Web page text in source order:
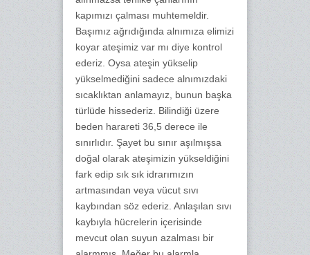
kapımızı çalması muhtemeldir.
Başımız ağrıdığında alnımıza elimizi
koyar ateşimiz var mı diye kontrol
ederiz. Oysa ateşin yükselip
yükselmediğini sadece alnımızdaki
sıcaklıktan anlamayız, bunun başka
türlüde hissederiz. Bilindiği üzere
beden harareti 36,5 derece ile
sınırlıdır. Şayet bu sınır aşılmışsa
doğal olarak ateşimizin yükseldiğini
fark edip sık sık idrarımızın
artmasından veya vücut sıvı
kaybından söz ederiz. Anlaşılan sıvı
kaybıyla hücrelerin içerisinde
mevcut olan suyun azalması bir